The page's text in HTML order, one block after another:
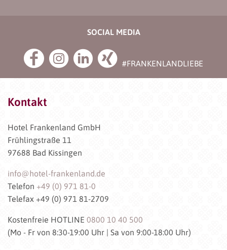
SOCIAL MEDIA
#FRANKENLANDLIEBE
Kontakt
Hotel Frankenland GmbH
Frühlingstraße 11
97688 Bad Kissingen
info@hotel-frankenland.de
Telefon +49 (0) 971 81-0
Telefax +49 (0) 971 81-2709
Kostenfreie HOTLINE 0800 10 40 500
(Mo - Fr von 8:30-19:00 Uhr | Sa von 9:00-18:00 Uhr)